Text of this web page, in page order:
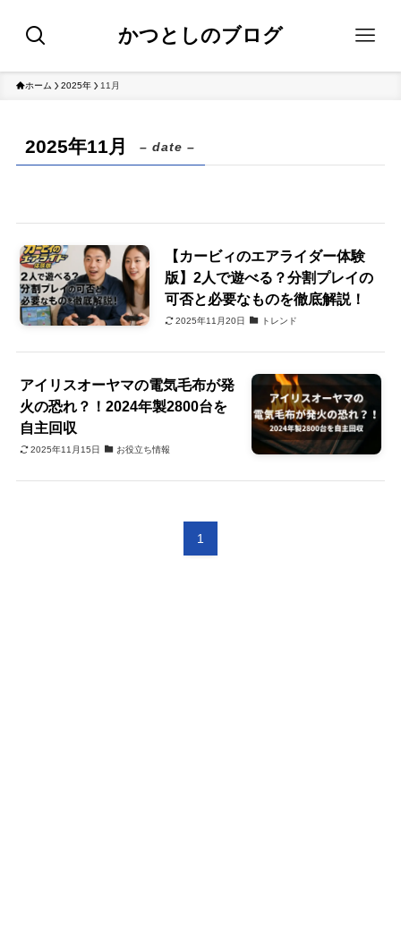
かつとしのブログ
ホーム 2025年 11月
2025年11月 – date –
【カービィのエアライダー体験
版】2人で遊べる？分割プレイの
可否と必要なものを徹底解説！
2025年11月20日 トレンド
アイリスオーヤマの電気毛布が発
火の恐れ？！2024年製2800台を
自主回収
2025年11月15日 お役立ち情報
1